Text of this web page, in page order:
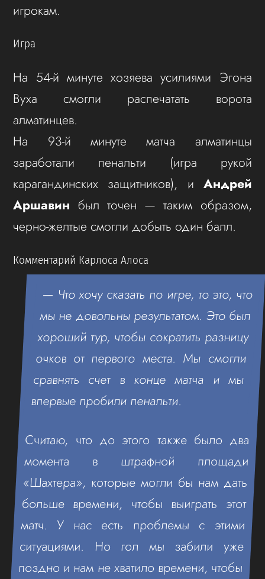
игрокам.
Игра
На 54-й минуте хозяева усилиями Эгона
Вуха смогли распечатать ворота
алматинцев.
На 93-й минуте матча алматинцы
заработали пенальти (игра рукой
карагандинских защитников), и Андрей
Аршавин был точен — таким образом,
черно-желтые смогли добыть один балл.
Комментарий Карлоса Алоса
— Что хочу сказать по игре, то это, что
мы не довольны результатом. Это был
хороший тур, чтобы сократить разницу
очков от первого места. Мы смогли
сравнять счет в конце матча и мы
впервые пробили пенальти.
Считаю, что до этого также было два
момента в штрафной площади
«Шахтера», которые могли бы нам дать
больше времени, чтобы выиграть этот
матч. У нас есть проблемы с этими
ситуациями. Но гол мы забили уже
поздно и нам не хватило времени, чтобы